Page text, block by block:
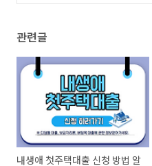
관련글
내생애 첫주택대출 신청 방법 알